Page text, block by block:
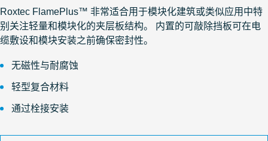
Roxtec FlamePlus™ 非常适合用于模块化建筑或类似应用中特
别关注轻量和模块化的夹层板结构。 内置的可敲除挡板可在电
缆敷设和模块安装之前确保密封性。
无磁性与耐腐蚀
轻型复合材料
通过栓接安装